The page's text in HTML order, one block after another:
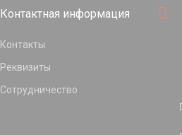
Контактная информация
Контакты
Реквизиты
Сотрудничество